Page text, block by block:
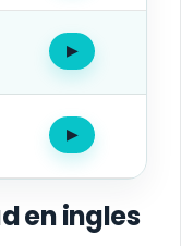
▶Oír
▶Oír
en ingles